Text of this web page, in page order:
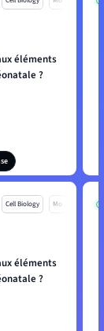
éléments
?
Cell Biology Mo
éléments
?